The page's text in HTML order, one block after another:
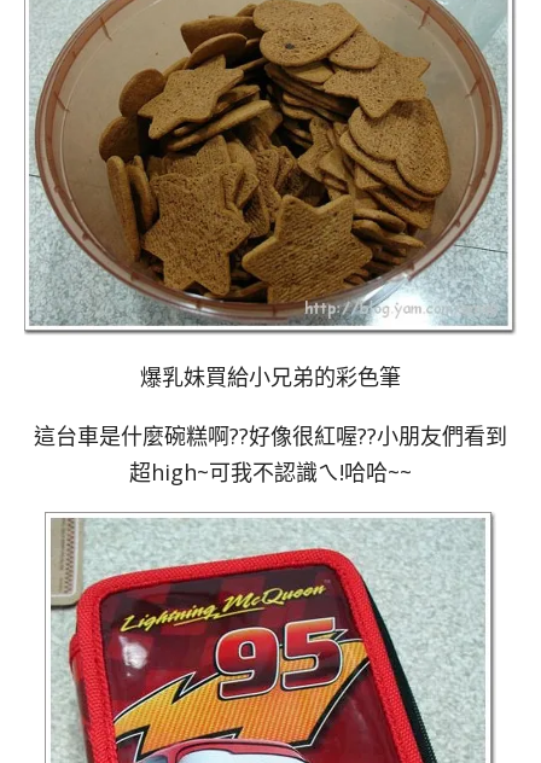
爆乳妹買給小兄弟的彩色筆
這台車是什麼碗糕啊??好像很紅喔??小朋友們看到
超high~可我不認識ㄟ!哈哈~~